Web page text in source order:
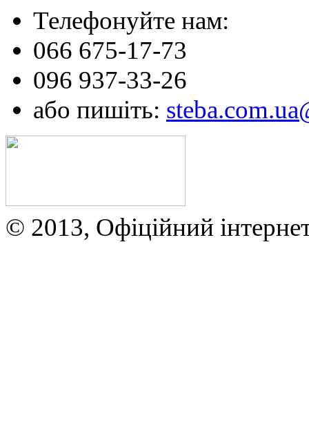
Телефонуйте нам:
066 675-17-73
096 937-33-26
або пишіть:
© 2013, Офіційний